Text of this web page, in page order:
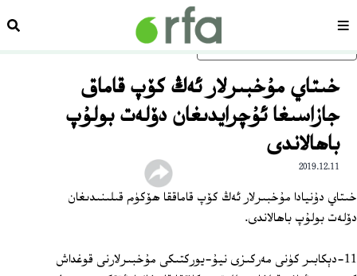
ئاساسلىق مەزمۇنغا ئاتلاڭسەھىپە
خىتاي مۇخبىرلار ئەڭ كۆپ قاماق
جازاسىغا ئۇچرايدىغان دۆلەت بولۇپ
باھالاندى
2019.12.11
خىتاي دۇنيادا مۇخبىرلار ئەڭ كۆپ قاماققا ھۆكۈم قىلىنىدىغان
دۆلەت بولۇپ باھالاندى.
11-دېكابىر كۈنى مەركىزى نيۇ-يوركتىكى مۇخبىرلارنى قوغداش